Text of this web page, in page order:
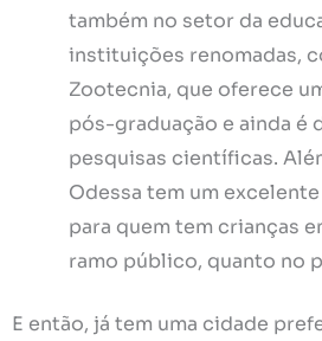
também no setor da
instituições renomadas,
Zootecnia, que oferece
pós-graduação e ainda é
pesquisas científicas.
Odessa tem um
para quem tem crianças
ramo público, quanto no
E então, já tem uma cidade